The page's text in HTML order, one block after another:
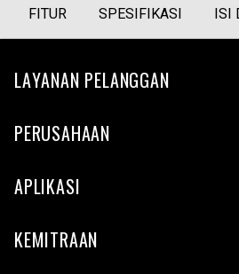
FITUR SPESIFIKASI ISI
LAYANAN PELANGGAN
PERUSAHAAN
APLIKASI
KEMITRAAN